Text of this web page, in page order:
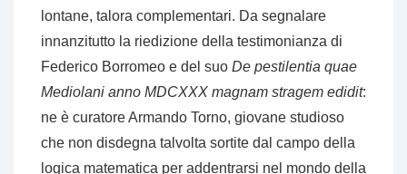
lontane, talora complementari. Da segnalare
innanzitutto la riedizione della testimonianza di
Federico Borromeo e del suo De pestilentia quae
Mediolani anno MDCXXX magnam stragem edidit:
ne è curatore Armando Torno, giovane studioso
che non disdegna talvolta sortite dal campo della
logica matematica per addentrarsi nel mondo della